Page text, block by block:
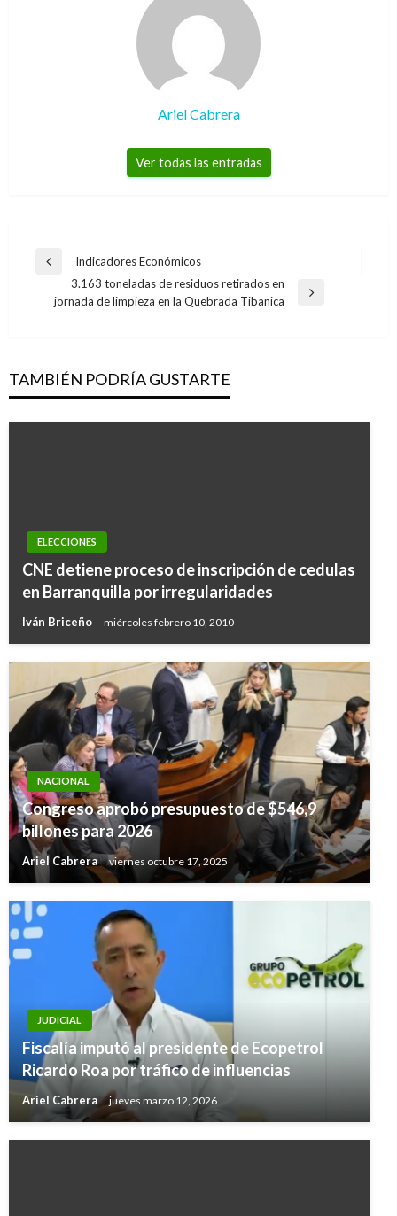
Ariel Cabrera
Ver todas las entradas
Navegación
entradas
Entrada
anterior
Indicadores Económicos
Entrada
3.163 toneladas de residuos retirados en
jornada de limpieza en la Quebrada Tibanica
TAMBIÉN PODRÍA GUSTARTE
ELECCIONES
CNE detiene proceso de inscripción de cedulas
en Barranquilla por irregularidades
Iván Briceño miércoles febrero 10, 2010
NACIONAL
Congreso aprobó presupuesto de $546,9
billones para 2026
Ariel Cabrera viernes octubre 17, 2025
JUDICIAL
Fiscalía imputó al presidente de Ecopetrol
Ricardo Roa por tráfico de influencias
Ariel Cabrera jueves marzo 12, 2026